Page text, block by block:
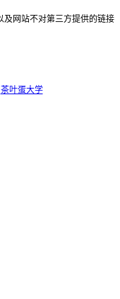
及网站不对第三方提供的链接
茶叶蛋大学